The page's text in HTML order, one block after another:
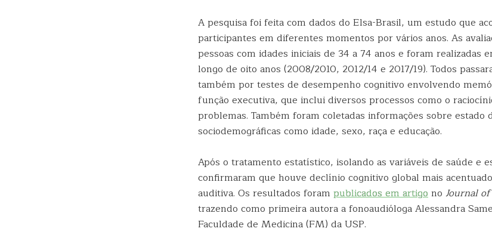
A pesquisa foi feita com dados do Elsa-Brasil, um estudo que
participantes em diferentes momentos por vários anos. As
pessoas com idades iniciais de 34 a 74 anos e foram realizadas
longo de oito anos (2008/2010, 2012/14 e 2017/19). Todos
também por testes de desempenho cognitivo envolvendo
função executiva, que inclui diversos processos como o
problemas. Também foram coletadas informações sobre estado
sociodemográficas como idade, sexo, raça e educação.
Após o tratamento estatístico, isolando as variáveis de saúde e
confirmaram que houve declínio cognitivo global mais
auditiva. Os resultados foram publicados em artigono Journal of
trazendo como primeira autora a fonoaudióloga Alessandra
Faculdade de Medicina (FM) da USP.